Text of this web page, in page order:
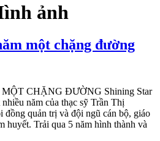
ảnh
một chặng đường
CHẶNG ĐƯỜNG Shining Star
năm của thạc sỹ Trần Thị
quản trị và đội ngũ cán bộ, giáo
huyết. Trải qua 5 năm hình thành và